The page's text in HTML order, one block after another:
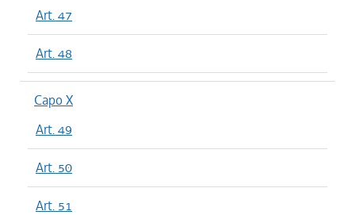
Art. 47
Art. 48
Capo X
Art. 49
Art. 50
Art. 51